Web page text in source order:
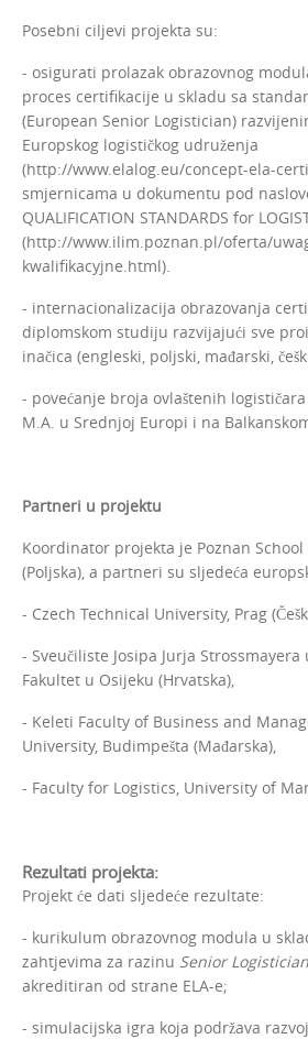
Posebni ciljevi projekta su:
- osigurati prolazak obrazovnog
proces certifikacije u skladu sa
(European Senior Logistician)
Europskog logističkog udruženja
(http://www.elalog.eu/concept-ela-
smjernicama u dokumentu pod
QUALIFICATION STANDARDS for
(http://www.ilim.poznan.pl/oferta/
kwalifikacyjne.html).
- internacionalizacija obrazovanja
diplomskom studiju razvijajući sve
inačica (engleski, poljski, mađarski,
- povećanje broja ovlaštenih
M.A. u Srednjoj Europi i na
Partneri u projektu
Koordinator projekta je Poznan School
(Poljska), a partneri su sljedeća
- Czech Technical University, Prag
- Sveučiliste Josipa Jurja Strossmayera
Fakultet u Osijeku (Hrvatska),
- Keleti Faculty of Business and
University, Budimpešta (Mađarska),
- Faculty for Logistics, University of
Rezultati projekta:
Projekt će dati sljedeće rezultate:
- kurikulum obrazovnog modula u
zahtjevima za razinu Senior Logistician
akreditiran od strane ELA-e;
- simulacijska igra koja podržava